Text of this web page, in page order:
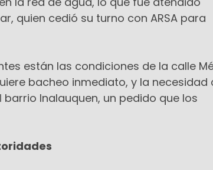
quien cedió su turno con ARSA para
están las condiciones de la calle
bacheo inmediato, y la necesidad
Inalauquen, un pedido que los